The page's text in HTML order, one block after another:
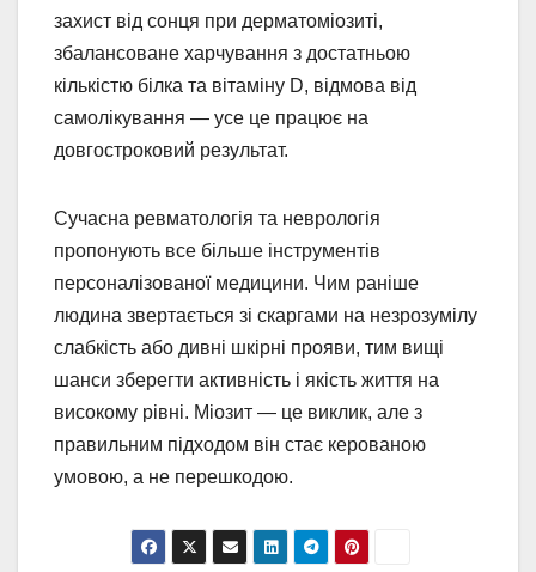
захист від сонця при дерматоміозиті,
збалансоване харчування з достатньою
кількістю білка та вітаміну D, відмова від
самолікування — усе це працює на
довгостроковий результат.
Сучасна ревматологія та неврологія
пропонують все більше інструментів
персоналізованої медицини. Чим раніше
людина звертається зі скаргами на незрозумілу
слабкість або дивні шкірні прояви, тим вищі
шанси зберегти активність і якість життя на
високому рівні. Міозит — це виклик, але з
правильним підходом він стає керованою
умовою, а не перешкодою.